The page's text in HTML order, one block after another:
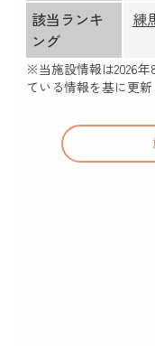
該当ランキ
ング
練
※当施設情報は2026年
ている情報を基に更